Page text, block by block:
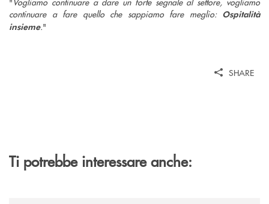
continuare a fare quello che sappiamo fare meglio: Ospitalità
insieme."
SHARE
Ti potrebbe interessare anche: